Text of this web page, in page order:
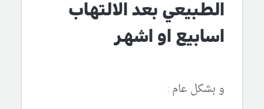
الطبيعي بعد الالتهاب
اسابيع او اشهر
و بشكل عام :